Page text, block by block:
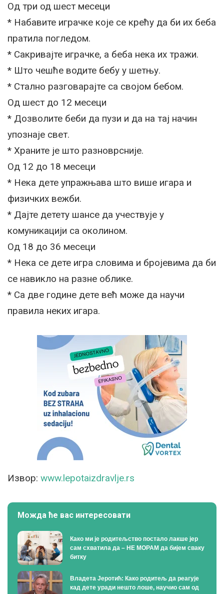
Од три од шест месеци
* Набавите играчке које се крећу да би их беба
пратила погледом.
* Сакривајте играчке, а беба нека их тражи.
* Што чешће водите бебу у шетњу.
* Стално разговарајте са својом бебом.
Од шест до 12 месеци
* Дозволите беби да пузи и да на тај начин
упознаје свет.
* Храните је што разноврсније.
Од 12 до 18 месеци
* Нека дете упражњава што више игара и
физичких вежби.
* Дајте детету шансе да учествује у
комуникацији са околином.
Од 18 до 36 месеци
* Нека се дете игра словима и бројевима да би
се навикло на разне облике.
* Са две године дете већ може да научи
правила неких игара.
Извор: www.lepotaizdravlje.rs
Можда ће вас интересовати
Како ми је родитељство постало лакше јер
сам схватила да – НЕ МОРАМ да бијем сваку
битку
Владета Јеротић: Како родитељ да реагује
кад дете уради нешто лоше, научио сам од